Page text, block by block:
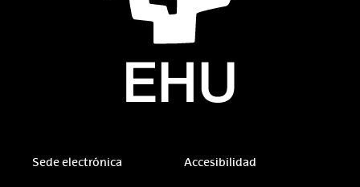
Sede electrónica Accesibilidad